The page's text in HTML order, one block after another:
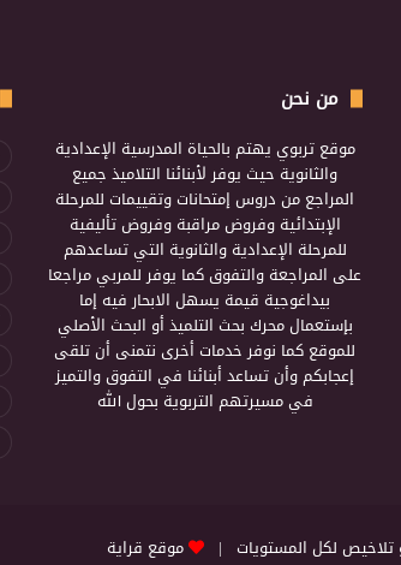
من نحن
موقع تربوي يهتم بالحياة المدرسية الإعدادية
والثانوية حيث يوفر لأبنائنا التلاميذ جميع
المراجع من دروس إمتحانات وتقييمات للمرحلة
الإبتدائية وفروض مراقبة وفروض تأليفية
للمرحلة الإعدادية والثانوية التي تساعدهم
على المراجعة والتفوق كما يوفر للمربي مراجعا
بيداغوجية قيمة يسهل الابحار فيه إما
بإستعمال محرك بحث التلميذ أو البحث الأصلي
للموقع كما نوفر خدمات أخرى نتمنى أن تلقى
إعجابكم وأن تساعد أبنائنا في التفوق والتميز
في مسيرتهم التربوية بحول الله
موقع قراية